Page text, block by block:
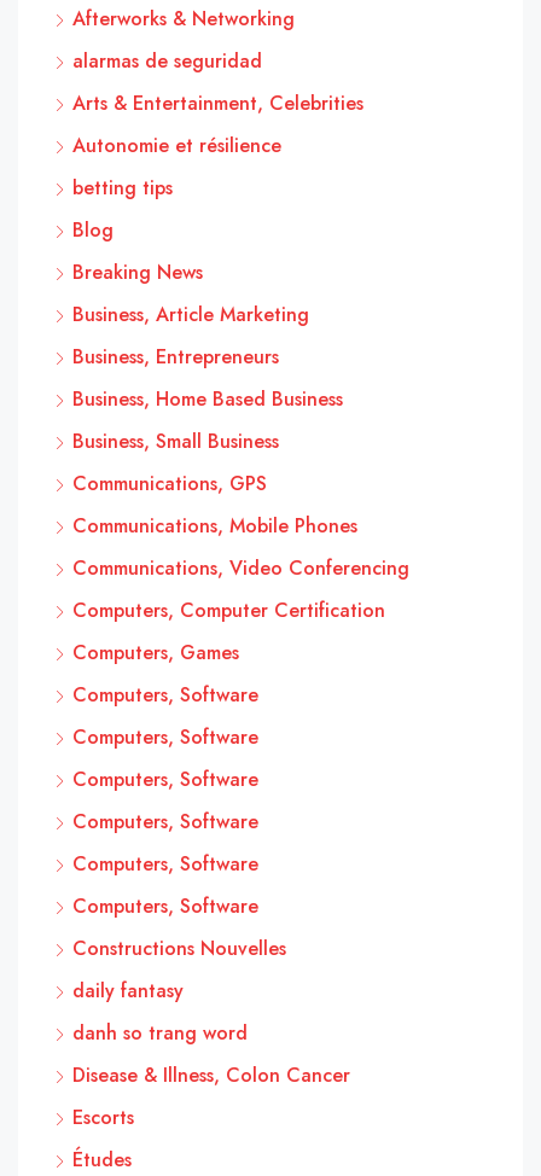
Afterworks & Networking
alarmas de seguridad
Arts & Entertainment, Celebrities
Autonomie et résilience
betting tips
Blog
Breaking News
Business, Article Marketing
Business, Entrepreneurs
Business, Home Based Business
Business, Small Business
Communications, GPS
Communications, Mobile Phones
Communications, Video Conferencing
Computers, Computer Certification
Computers, Games
Computers, Software
Computers, Software
Computers, Software
Computers, Software
Computers, Software
Computers, Software
Constructions Nouvelles
daily fantasy
danh so trang word
Disease & Illness, Colon Cancer
Escorts
Études